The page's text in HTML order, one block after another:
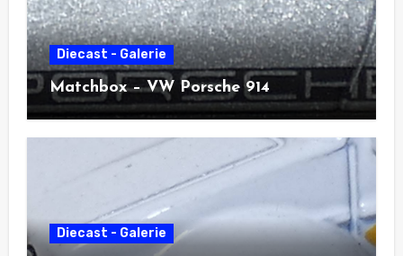
Diecast - Galerie
Matchbox – VW Porsche 914
Diecast - Galerie